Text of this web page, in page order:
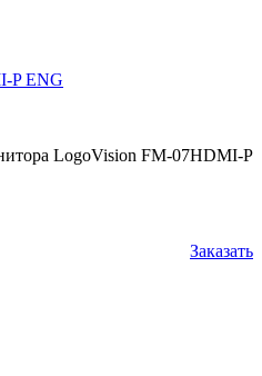
P ENG
LogoVision FM-07HDMI-P
Заказать